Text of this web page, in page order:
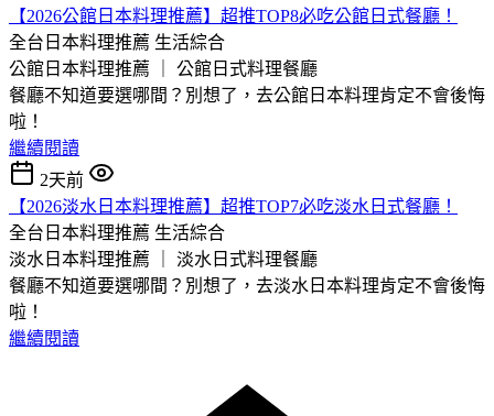
【2026公館日本料理推薦】超推TOP8必吃公館日式餐廳！
全台日本料理推薦 生活綜合
公館日本料理推薦 ｜ 公館日式料理餐廳
餐廳不知道要選哪間？別想了，去公館日本料理肯定不會後悔
啦！
繼續閱讀
2天前
【2026淡水日本料理推薦】超推TOP7必吃淡水日式餐廳！
全台日本料理推薦 生活綜合
淡水日本料理推薦 ｜ 淡水日式料理餐廳
餐廳不知道要選哪間？別想了，去淡水日本料理肯定不會後悔
啦！
繼續閱讀